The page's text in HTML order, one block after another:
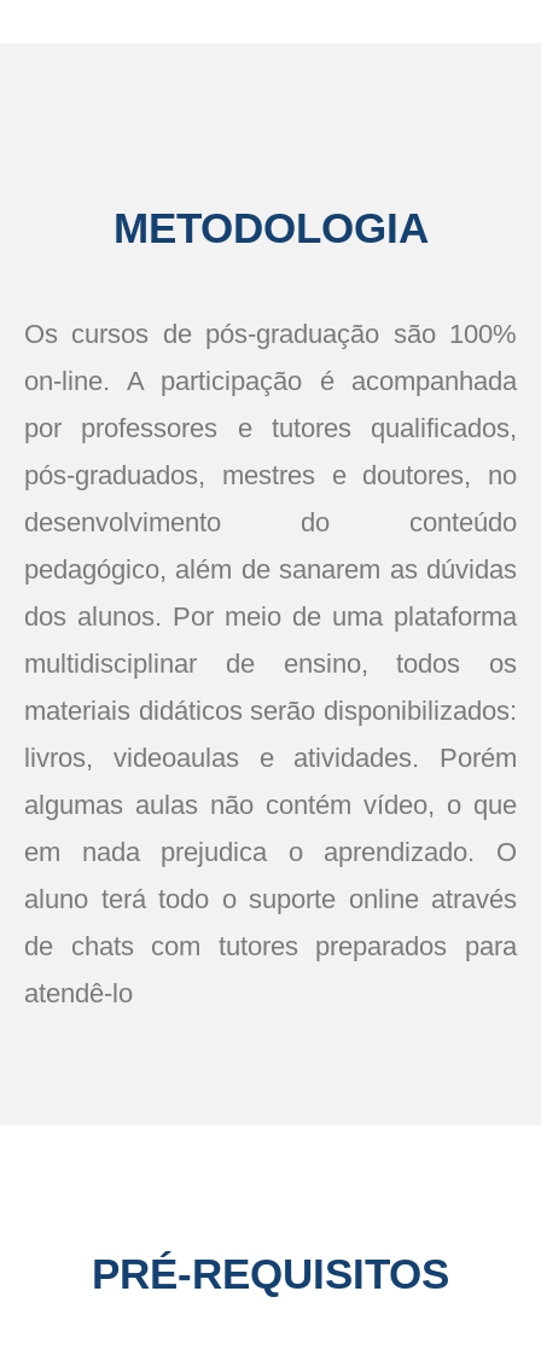
METODOLOGIA
Os cursos de pós-graduação são 100%
on-line. A participação é acompanhada
por professores e tutores qualificados,
pós-graduados, mestres e doutores, no
desenvolvimento do conteúdo
pedagógico, além de sanarem as dúvidas
dos alunos. Por meio de uma plataforma
multidisciplinar de ensino, todos os
materiais didáticos serão disponibilizados:
livros, videoaulas e atividades. Porém
algumas aulas não contém vídeo, o que
em nada prejudica o aprendizado. O
aluno terá todo o suporte online através
de chats com tutores preparados para
atendê-lo
PRÉ-REQUISITOS